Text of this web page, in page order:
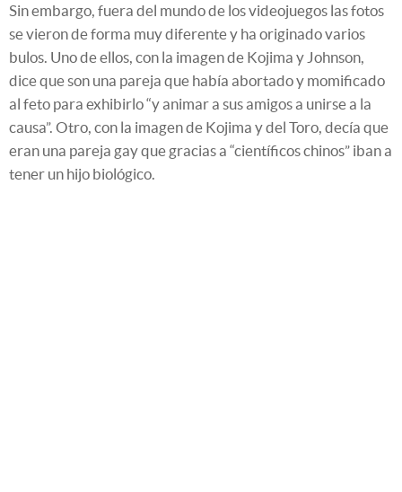
Sin embargo, fuera del mundo de los videojuegos las fotos
se vieron de forma muy diferente y ha originado varios
bulos. Uno de ellos, con la imagen de Kojima y Johnson,
dice que son una pareja que había abortado y momificado
al feto para exhibirlo “y animar a sus amigos a unirse a la
causa”. Otro, con la imagen de Kojima y del Toro, decía que
eran una pareja gay que gracias a “científicos chinos” iban a
tener un hijo biológico.